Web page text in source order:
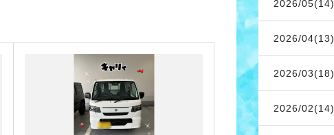
2026/05(14)
2026/04(13)
2026/03(18)
2026/02(14)